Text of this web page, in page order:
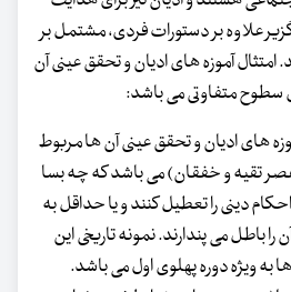
علاوه بر دستورات فردی، مشتمل بر
آموزه های ادیان و تحقق عینی آن
سطوح متفاوتی می باشد:
های ادیان و تحقق عینی آن ها مربوط
تقیه و خفقان) می باشد که چه بسا
دینی را تعطیل کنند و یا حداقل به
را باطل می پندارند. نمونه تاریخی این
ویژه دوره پهلوی اول می باشد.